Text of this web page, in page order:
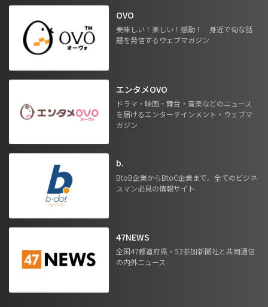
OVO
美味しい！楽しい！感動！ 身近で旬な話
題を発信するウェブマガジン
エンタメOVO
ドラマ・映画・舞台・音楽などのニュース
を届けるエンターテインメント・ウェブマ
ガジン
b.
BtoB企業からBtoC企業まで。全てのビジネ
スマン必見の情報サイト
47NEWS
全国47都道府県・52参加新聞社と共同通信
の内外ニュース